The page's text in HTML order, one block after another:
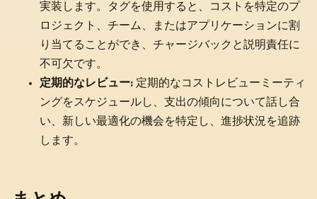
実装します。タグを使用すると、コストを特定のプ
ロジェクト、チーム、またはアプリケーションに割
り当てることができ、チャージバックと説明責任に
不可欠です。
定期的なレビュー: 定期的なコストレビューミーティ
ングをスケジュールし、支出の傾向について話し合
い、新しい最適化の機会を特定し、進捗状況を追跡
します。